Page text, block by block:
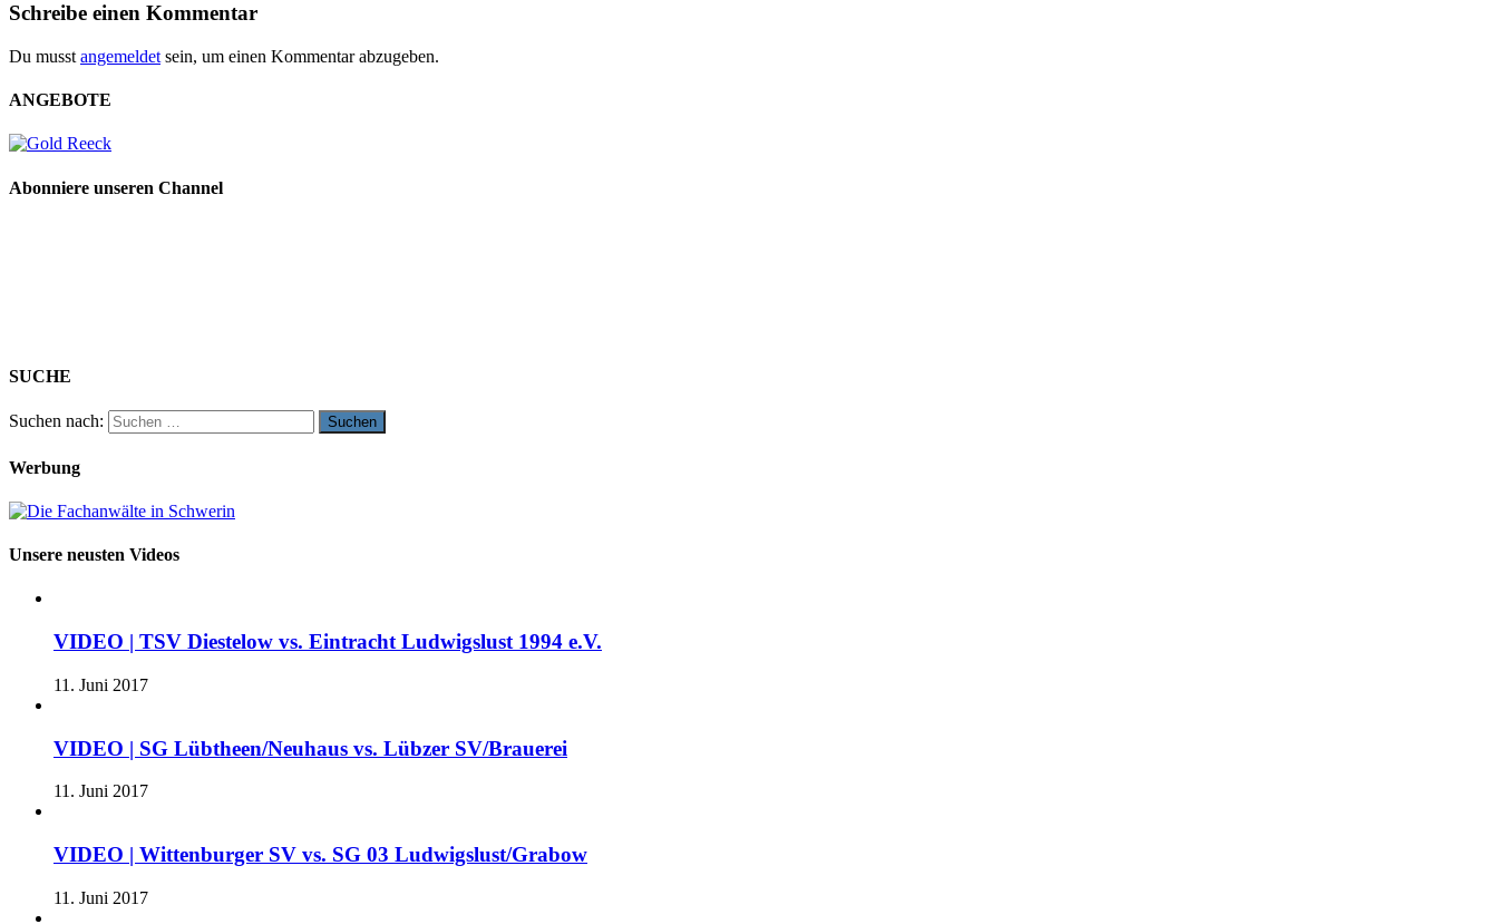
Schreibe einen Kommentar
Du musst angemeldet sein, um einen Kommentar abzugeben.
ANGEBOTE
Abonniere unseren Channel
SUCHE
Suchen nach:
Werbung
Unsere neusten Videos
VIDEO | TSV Diestelow vs. Eintracht Ludwigslust 1994 e.V.
11. Juni 2017
VIDEO | SG Lübtheen/Neuhaus vs. Lübzer SV/Brauerei
11. Juni 2017
VIDEO | Wittenburger SV vs. SG 03 Ludwigslust/Grabow
11. Juni 2017